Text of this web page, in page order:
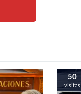
50
visitas